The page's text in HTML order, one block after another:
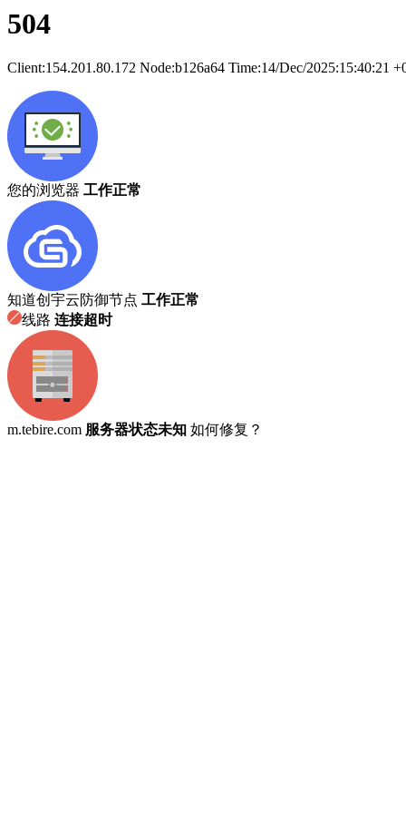
504
Client:154.201.80.172 Node:b126a64 Time:14/Dec/2025:15:40:21
您的浏览器 工作正常
知道创宇云防御节点 工作正常
线路 连接超时
m.tebire.com 服务器状态未知 如何修复？